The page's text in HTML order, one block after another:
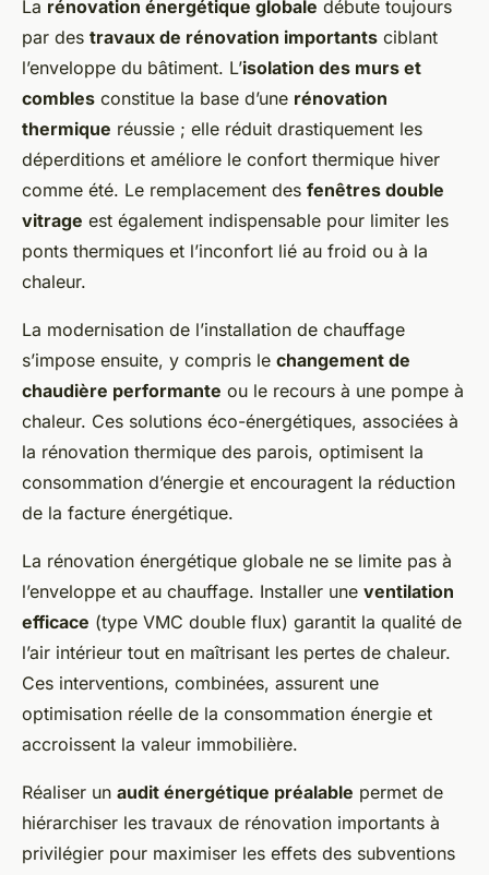
La rénovation énergétique globale débute toujours
par des travaux de rénovation importants ciblant
l’enveloppe du bâtiment. L’isolation des murs et
combles constitue la base d’une rénovation
thermique réussie ; elle réduit drastiquement les
déperditions et améliore le confort thermique hiver
comme été. Le remplacement des fenêtres double
vitrage est également indispensable pour limiter les
ponts thermiques et l’inconfort lié au froid ou à la
chaleur.
La modernisation de l’installation de chauffage
s’impose ensuite, y compris le changement de
chaudière performante ou le recours à une pompe à
chaleur. Ces solutions éco-énergétiques, associées à
la rénovation thermique des parois, optimisent la
consommation d’énergie et encouragent la réduction
de la facture énergétique.
La rénovation énergétique globale ne se limite pas à
l’enveloppe et au chauffage. Installer une ventilation
efficace (type VMC double flux) garantit la qualité de
l’air intérieur tout en maîtrisant les pertes de chaleur.
Ces interventions, combinées, assurent une
optimisation réelle de la consommation énergie et
accroissent la valeur immobilière.
Réaliser un audit énergétique préalable permet de
hiérarchiser les travaux de rénovation importants à
privilégier pour maximiser les effets des subventions